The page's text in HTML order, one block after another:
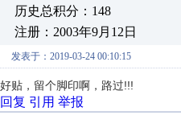
历史总积分：148
注册：2003年9月12日
发表于：2019-03-24 00:10:15
好贴，留个脚印啊，路过!!!
回复 引用 举报